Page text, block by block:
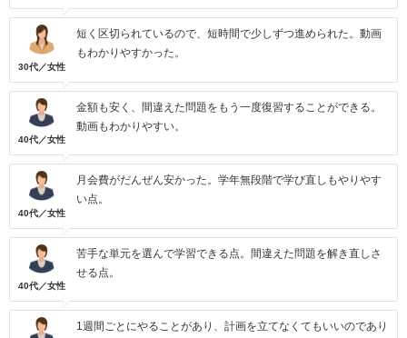
30代／女性
短く区切られているので、短時間で少しずつ進められた。動画
もわかりやすかった。
40代／女性
金額も安く、間違えた問題をもう一度復習することができる。
動画もわかりやすい。
40代／女性
月会費がだんぜん安かった。学年無段階で学び直しもやりやす
い点。
40代／女性
苦手な単元を選んで学習できる点。間違えた問題を解き直しさ
せる点。
1週間ごとにやることがあり、計画を立てなくてもいいのであり